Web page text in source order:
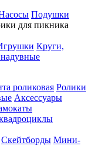
Подушки
для пикника
Круги,
роликовая Ролики
Аксессуары
Скейтборды Мини-